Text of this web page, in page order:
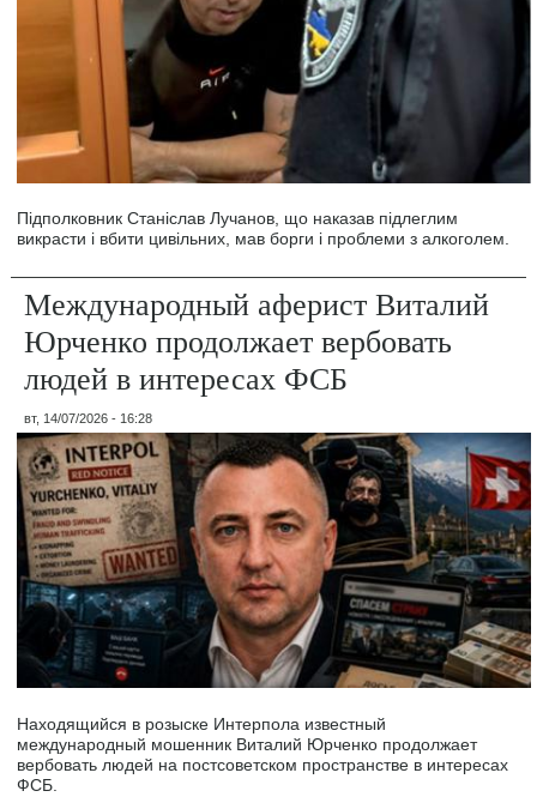
Підполковник Станіслав Лучанов, що наказав підлеглим
викрасти і вбити цивільних, мав борги і проблеми з алкоголем.
Международный аферист Виталий
Юрченко продолжает вербовать
людей в интересах ФСБ
вт, 14/07/2026 - 16:28
Находящийся в розыске Интерпола известный
международный мошенник Виталий Юрченко продолжает
вербовать людей на постсоветском пространстве в интересах
ФСБ.